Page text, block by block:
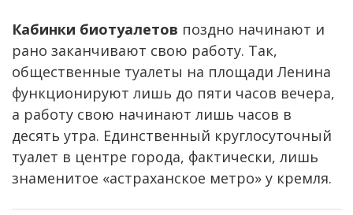
Кабинки биотуалетов поздно начинают и
рано заканчивают свою работу. Так,
общественные туалеты на площади Ленина
функционируют лишь до пяти часов вечера,
а работу свою начинают лишь часов в
десять утра. Единственный круглосуточный
туалет в центре города, фактически, лишь
знаменитое «астраханское метро» у кремля.